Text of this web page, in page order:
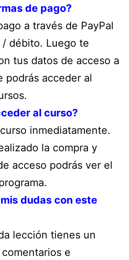
de pago?
a través de PayPal
débito. Luego te
tus datos de acceso a
podrás acceder al
al curso?
inmediatamente.
la compra y
acceso podrás ver el
dudas con este
lección tienes un
e